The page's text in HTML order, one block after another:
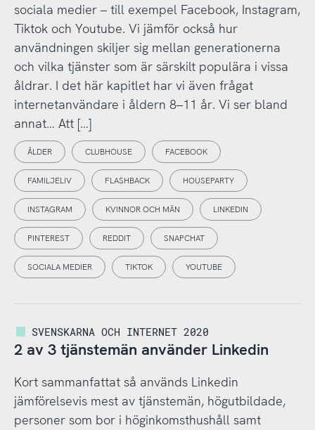
sociala medier – till exempel Facebook, Instagram,
Tiktok och Youtube. Vi jämför också hur
användningen skiljer sig mellan generationerna
och vilka tjänster som är särskilt populära i vissa
åldrar. I det här kapitlet har vi även frågat
internetanvändare i åldern 8–11 år. Vi ser bland
annat… Att […]
ÅLDER CLUBHOUSE FACEBOOK
FAMILJELIV FLASHBACK HOUSEPARTY
INSTAGRAM KVINNOR OCH MÄN LINKEDIN
PINTEREST REDDIT SNAPCHAT
SOCIALA MEDIER TIKTOK YOUTUBE
SVENSKARNA OCH INTERNET 2020
2 av 3 tjänstemän använder Linkedin
Kort sammanfattat så används Linkedin
jämförelsevis mest av tjänstemän, högutbildade,
personer som bor i höginkomsthushåll samt